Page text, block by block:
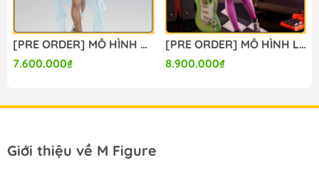
[PRE ORDER] MÔ HÌNH Bunny Suit Planning - Sophia F. Shirring - 1/6 - Sister Ver., Bright Edition (Magi Arts) FIGURE CHÍNH HÃNG
7.600.000₫
[PRE ORDER] MÔ HÌNH Limelight Lemonade Jam - Harumi Ena - 1/3.5 (Alice Glint) FIGURE CHÍNH HÃNG
8.900.000₫
Giới thiệu về M Figure